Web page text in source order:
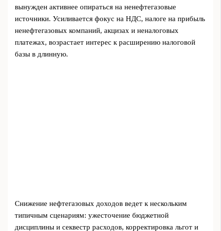
вынужден активнее опираться на ненефтегазовые
источники. Усиливается фокус на НДС, налоге на прибыль
ненефтегазовых компаний, акцизах и неналоговых
платежах, возрастает интерес к расширению налоговой
базы в длинную.
Снижение нефтегазовых доходов ведет к нескольким
типичным сценариям: ужесточение бюджетной
дисциплины и секвестр расходов, корректировка льгот и